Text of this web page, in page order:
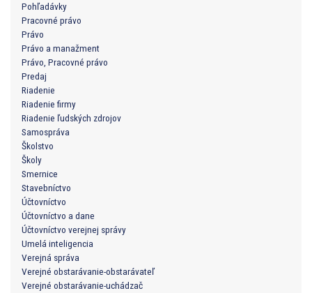
Pohľadávky
Pracovné právo
Právo
Právo a manažment
Právo, Pracovné právo
Predaj
Riadenie
Riadenie firmy
Riadenie ľudských zdrojov
Samospráva
Školstvo
Školy
Smernice
Stavebníctvo
Účtovníctvo
Účtovníctvo a dane
Účtovníctvo verejnej správy
Umelá inteligencia
Verejná správa
Verejné obstarávanie-obstarávateľ
Verejné obstarávanie-uchádzač